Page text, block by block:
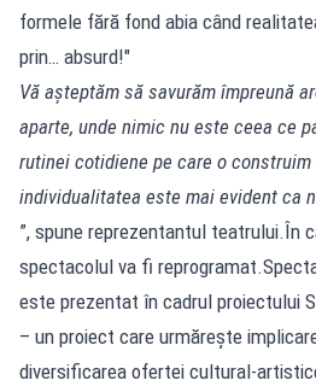
formele fără fond abia când
prin… absurd!"
Vă aşteptăm să savurăm împreună
aparte, unde nimic nu este ceea ce
rutinei cotidiene pe care o
individualitatea este mai evident ca
”, spune reprezentantul teatrului.În
spectacolul va fi
este prezentat în cadrul proiectului
– un proiect care urmăreşte
diversificarea ofertei cultural-